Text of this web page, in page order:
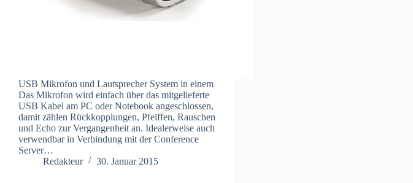
USB Mikrofon und Lautsprecher System in einem
Das Mikrofon wird einfach über das mitgelieferte
USB Kabel am PC oder Notebook angeschlossen,
damit zählen Rückkopplungen, Pfeiffen, Rauschen
und Echo zur Vergangenheit an. Idealerweise auch
verwendbar in Verbindung mit der Conference
Server…
Redakteur
30. Januar 2015